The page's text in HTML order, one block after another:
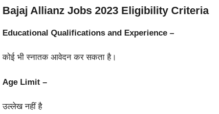
Bajaj Allianz Jobs 2023 Eligibility Criteria
Educational Qualifications and Experience –
कोई भी स्नातक आवेदन कर सकता है।
Age Limit –
उल्लेख नहीं है